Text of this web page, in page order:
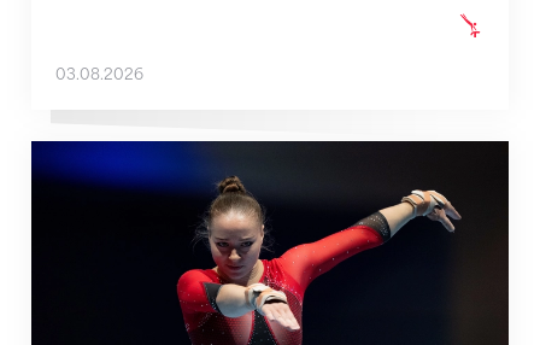
03.08.2026